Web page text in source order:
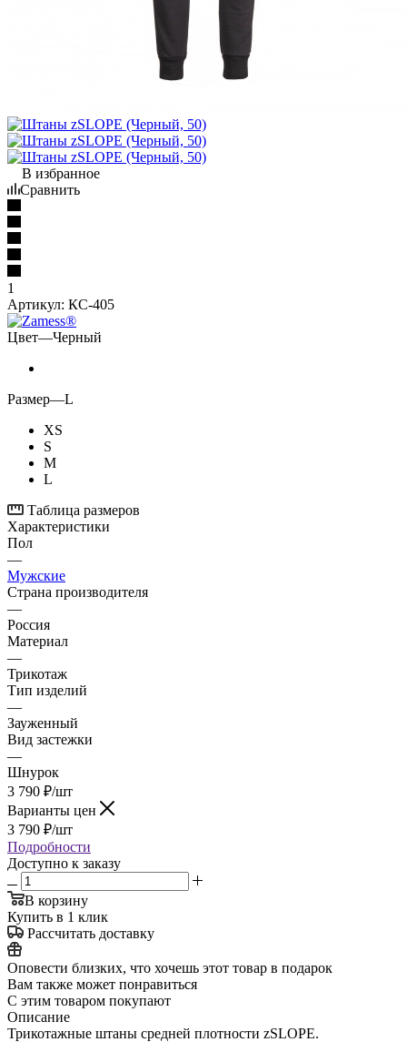
В избранное
Сравнить
1
Артикул: КС-405
Цвет—Черный
Размер—L
XS
S
M
L
Таблица размеров
Характеристики
Пол
—
Мужские
Страна производителя
—
Россия
Материал
—
Трикотаж
Тип изделий
—
Зауженный
Вид застежки
—
Шнурок
3 790 ₽/шт
Варианты цен
3 790 ₽/шт
Подробности
Доступно к заказу
В корзину
Купить в 1 клик
Рассчитать доставку
Оповести близких, что хочешь этот товар в подарок
Вам также может понравиться
С этим товаром покупают
Описание
Трикотажные штаны средней плотности zSLOPE.